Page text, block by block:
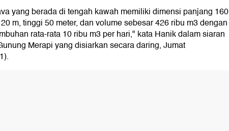
yang berada di tengah kawah memiliki dimensi panjang 160
m, tinggi 50 meter, dan volume sebesar 426 ribu m3 dengan
rata-rata 10 ribu m3 per hari," kata Hanik dalam siaran
Merapi yang disiarkan secara daring, Jumat